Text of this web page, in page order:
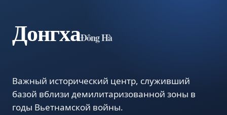
ДонгхаĐông Hà
Важный исторический центр, служивший
базой вблизи демилитаризованной зоны в
годы Вьетнамской войны.